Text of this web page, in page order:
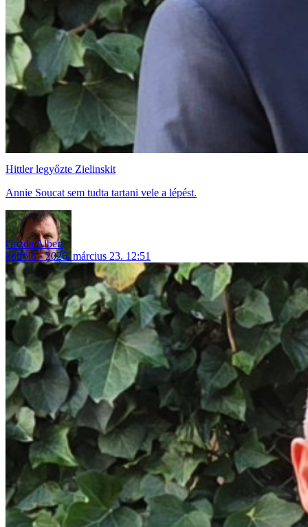
Hittler legyőzte Zielinskit
Annie Soucat sem tudta tartani vele a lépést.
Gazda Albert
külföld
2026. március 23. 12:51